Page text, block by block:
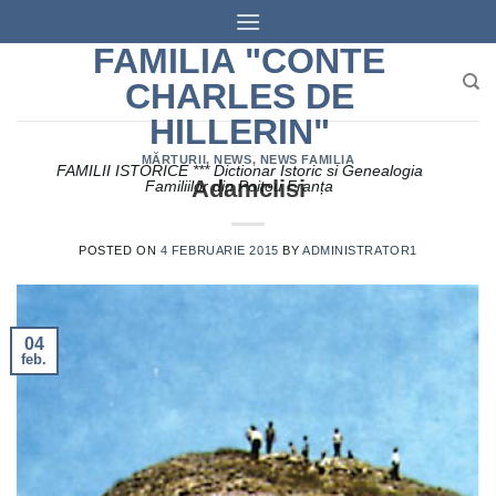
to
FAMILIA "CONTE
CHARLES DE
HILLERIN"
FAMILII ISTORICE *** Dictionar Istoric si Genealogia
Familiilor din Poitou Franța
MĂRTURII,NEWS, NEWS FAMILIA
Adamclisi
POSTED ON 4 FEBRUARIE 2015 BY ADMINISTRATOR1
04
feb.